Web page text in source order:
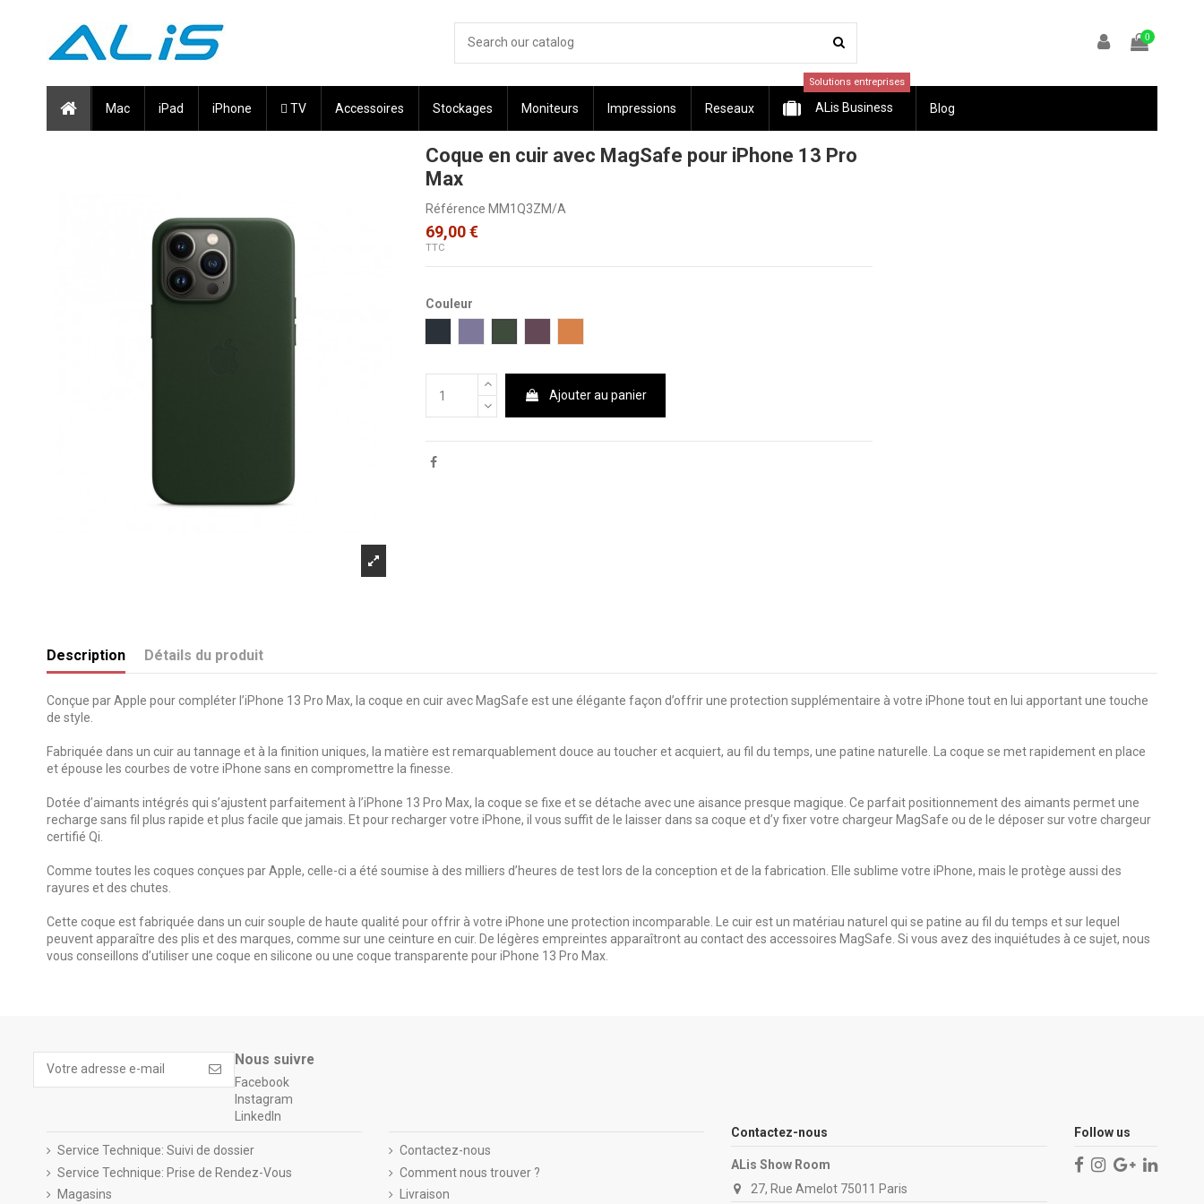
0
Mac iPad iPhone  TV Accessoires Stockages Moniteurs Impressions Reseaux ALis Business
Solutions entreprises
Blog
Coque en cuir avec MagSafe pour iPhone 13 Pro
Max
Référence MM1Q3ZM/A
69,00 €
TTC
Couleur
Ajouter au panier
Description Détails du produit
Conçue par Apple pour compléter l’iPhone 13 Pro Max, la coque en cuir avec MagSafe est une élégante façon d’offrir une protection supplémentaire à votre iPhone tout en lui apportant une touche
de style.
Fabriquée dans un cuir au tannage et à la finition uniques, la matière est remarquablement douce au toucher et acquiert, au fil du temps, une patine naturelle. La coque se met rapidement en place
et épouse les courbes de votre iPhone sans en compromettre la finesse.
Dotée d’aimants intégrés qui s’ajustent parfaitement à l’iPhone 13 Pro Max, la coque se fixe et se détache avec une aisance presque magique. Ce parfait positionnement des aimants permet une
recharge sans fil plus rapide et plus facile que jamais. Et pour recharger votre iPhone, il vous suffit de le laisser dans sa coque et d’y fixer votre chargeur MagSafe ou de le déposer sur votre chargeur
certifié Qi.
Comme toutes les coques conçues par Apple, celle-ci a été soumise à des milliers d’heures de test lors de la conception et de la fabrication. Elle sublime votre iPhone, mais le protège aussi des
rayures et des chutes.
Cette coque est fabriquée dans un cuir souple de haute qualité pour offrir à votre iPhone une protection incomparable. Le cuir est un matériau naturel qui se patine au fil du temps et sur lequel
peuvent apparaître des plis et des marques, comme sur une ceinture en cuir. De légères empreintes apparaîtront au contact des accessoires MagSafe. Si vous avez des inquiétudes à ce sujet, nous
vous conseillons d’utiliser une coque en silicone ou une coque transparente pour iPhone 13 Pro Max.
Nous suivre
Facebook
Instagram
LinkedIn
Service Technique: Suivi de dossier
Service Technique: Prise de Rendez-Vous
Magasins
Contactez-nous
Comment nous trouver ?
Livraison
Contactez-nous
ALis Show Room
27, Rue Amelot 75011 Paris
Follow us